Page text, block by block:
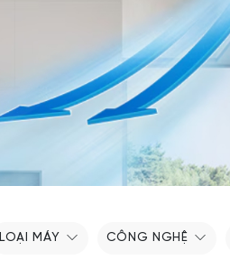
LOẠI MÁY CÔNG NGHỆ